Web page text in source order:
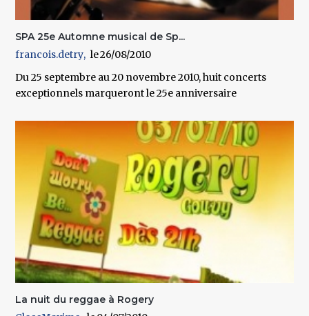
SPA 25e Automne musical de Sp...
francois.detry
26/08/2010
Du 25 septembre au 20 novembre 2010, huit concerts
exceptionnels marqueront le 25e anniversaire
La nuit du reggae à Rogery